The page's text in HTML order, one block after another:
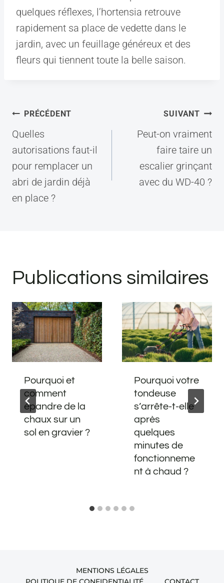
quelques réflexes, l’hortensia retrouve
rapidement sa place de vedette dans le
jardin, avec un feuillage généreux et des
fleurs qui tiennent toute la belle saison.
Navigation
de
l’article
PRÉCÉDENT
Quelles
autorisations faut-il
pour remplacer un
abri de jardin déjà
en place ?
SUIVANT
Peut-on vraiment
faire taire un
escalier grinçant
avec du WD-40 ?
Publications similaires
Pourquoi et
comment
épandre de la
chaux sur un
sol en gravier ?
Pourquoi votre
tondeuse
s’arrête-t-elle
après
quelques
minutes de
fonctionneme
nt à chaud ?
MENTIONS LÉGALES